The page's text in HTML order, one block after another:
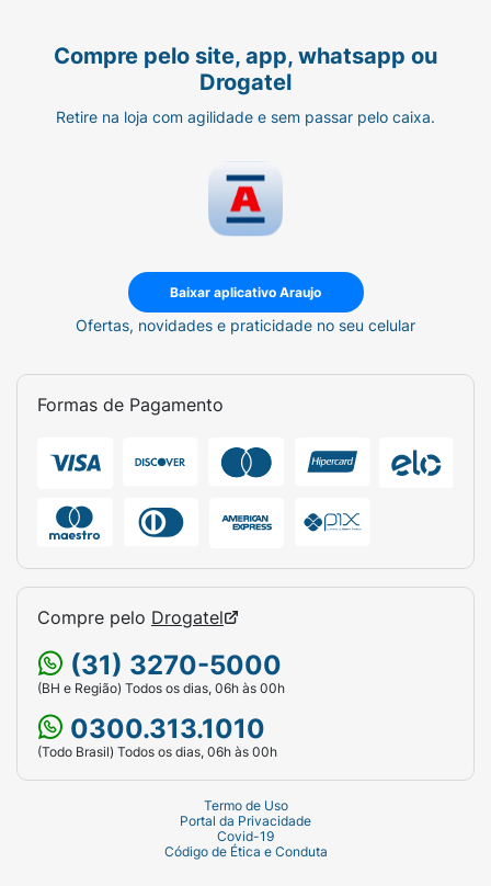
Compre pelo site, app, whatsapp ou
Drogatel
Retire na loja com agilidade e sem passar pelo caixa.
Baixar aplicativo Araujo
Ofertas, novidades e praticidade no seu celular
Formas de Pagamento
Compre pelo Drogatel
(31) 3270-5000
(BH e Região) Todos os dias, 06h às 00h
0300.313.1010
(Todo Brasil) Todos os dias, 06h às 00h
Termo de Uso
Portal da Privacidade
Covid-19
Código de Ética e Conduta